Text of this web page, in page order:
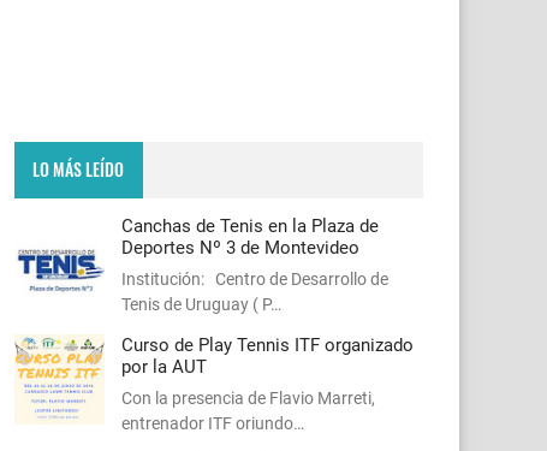
LO MÁS LEÍDO
Canchas de Tenis en la Plaza de
Deportes Nº 3 de Montevideo
Institución: Centro de Desarrollo de
Tenis de Uruguay ( P…
Curso de Play Tennis ITF organizado
por la AUT
Con la presencia de Flavio Marreti,
entrenador ITF oriundo…